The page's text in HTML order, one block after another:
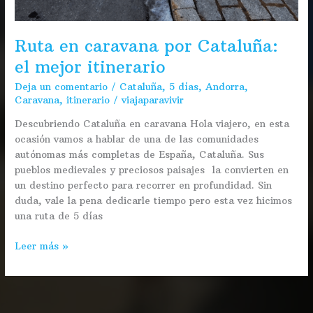
Ruta en caravana por Cataluña:
el mejor itinerario
Deja un comentario / Cataluña, 5 días,Andorra,
Caravana,itinerario /viajaparavivir
Descubriendo Cataluña en caravana Hola viajero, en esta
ocasión vamos a hablar de una de las comunidades
autónomas más completas de España, Cataluña. Sus
pueblos medievales y preciosos paisajes la convierten en
un destino perfecto para recorrer en profundidad. Sin
duda, vale la pena dedicarle tiempo pero esta vez hicimos
una ruta de 5 días
Leer más »